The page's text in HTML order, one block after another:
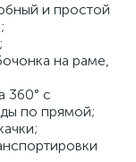
и простой
на раме,
360° с
по прямой;